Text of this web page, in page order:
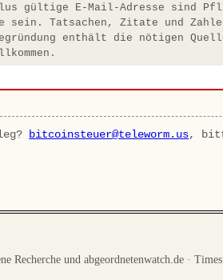
plus gültige E-Mail-Adresse sind
sein. Tatsachen, Zitate und
enthält die nötigen
bitcoinsteuer@teleworm.us,
Recherche und abgeordnetenwatch.de ·